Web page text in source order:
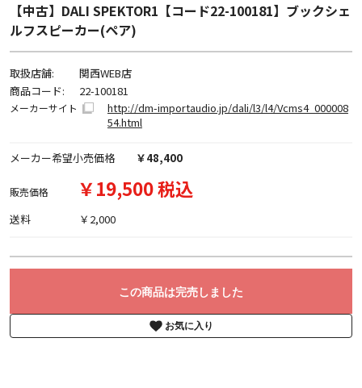
【中古】DALI SPEKTOR1【コード22-100181】ブックシェ
ルフスピーカー(ペア)
取扱店舗:
関西WEB店
商品コード:
22-100181
メーカーサイト
http://dm-importaudio.jp/dali/l3/l4/Vcms4_000008
54.html
メーカー希望小売価格 ￥48,400
販売価格 ￥19,500 税込
送料 ￥2,000
この商品は完売しました
お気に入り